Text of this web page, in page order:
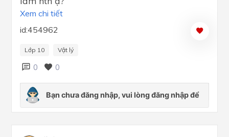
Xem chi tiết
id:454962
Lớp 10 Vật lý
0 0